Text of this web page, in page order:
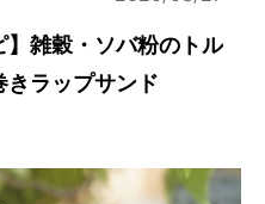
】雑穀・ソバ粉のトル
きラップサンド